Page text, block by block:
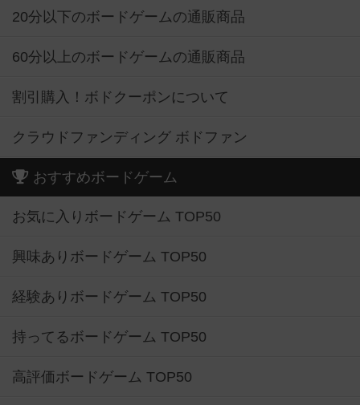
20分以下のボードゲームの通販商品
60分以上のボードゲームの通販商品
割引購入！ボドクーポンについて
クラウドファンディング ボドファン
おすすめボードゲーム
お気に入りボードゲーム TOP50
興味ありボードゲーム TOP50
経験ありボードゲーム TOP50
持ってるボードゲーム TOP50
高評価ボードゲーム TOP50